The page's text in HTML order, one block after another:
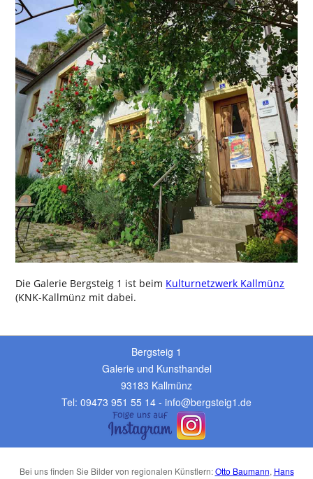
Die Galerie Bergsteig 1 ist beim Kulturnetzwerk Kallmünz
(KNK-Kallmünz mit dabei.
Bergsteig 1
Galerie und Kunsthandel
93183 Kallmünz
Tel: 09473 951 55 14 - info@bergsteig1.de
Bei uns finden Sie Bilder von regionalen Künstlern:Otto Baumann, Hans